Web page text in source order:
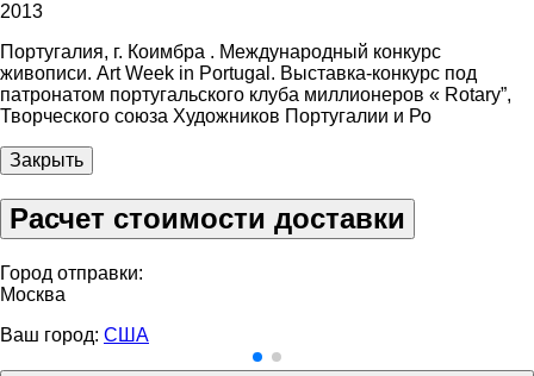
2013
Португалия, г. Коимбра . Международный конкурс
живописи. Art Week in Portugal. Выставка-конкурс под
патронатом португальского клуба миллионеров « Rotary”,
Творческого союза Художников Португалии и Ро
Закрыть
Расчет стоимости доставки
Город отправки:
Москва
Ваш город: США